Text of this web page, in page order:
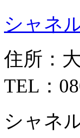
シャネ
住所：
TEL：
シャネ